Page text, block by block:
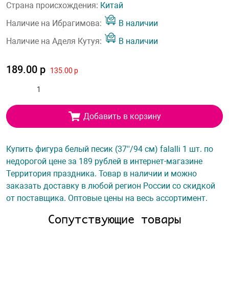
Страна происхождения: Китай
Наличие на Ибрагимова:
В наличии
Наличие на Аделя Кутуя:
В наличии
189.00 р 135.00 р
Добавить в корзину
Купить фигура белый песик (37''/94 см) falalli 1 шт. по
недорогой цене за 189 рублей в интернет-магазине
Территория праздника. Товар в наличии и можно
заказать доставку в любой регион России со скидкой
от поставщика. Оптовые цены на весь ассортимент.
Сопутствующие товары